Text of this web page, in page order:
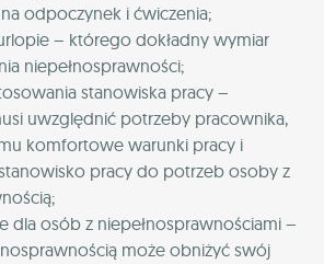
odpoczynek i ćwiczenia;
– którego dokładny wymiar
niepełnosprawności;
stanowiska pracy –
uwzględnić potrzeby pracownika,
komfortowe warunki pracy i
pracy do potrzeb osoby z
dla osób z niepełnosprawnościami –
może obniżyć swój